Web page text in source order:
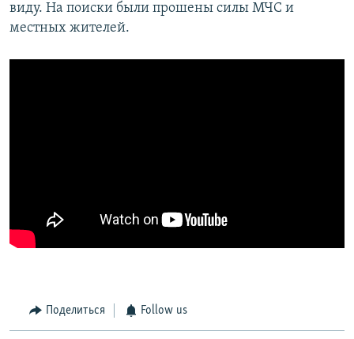
виду. На поиски были прошены силы МЧС и
местных жителей.
Поделиться Follow us